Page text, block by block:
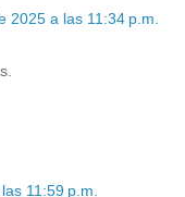
2025 a las 11:34 p.m.
11:59 p.m.